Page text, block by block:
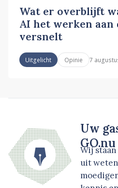
Wat er overblijft
AI het werken aan
versnelt
Uitgelicht Opinie 7
Uw
GO.nu
Wij
uit